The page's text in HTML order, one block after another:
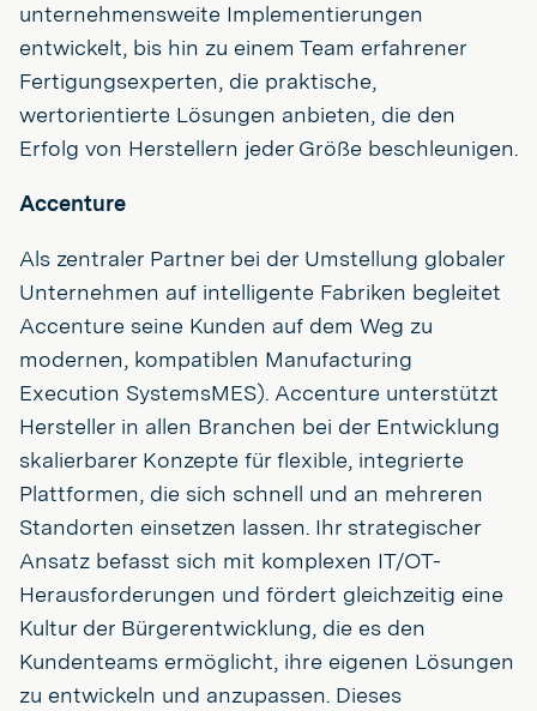
unternehmensweite Implementierungen
entwickelt, bis hin zu einem Team erfahrener
Fertigungsexperten, die praktische,
wertorientierte Lösungen anbieten, die den
Erfolg von Herstellern jeder Größe beschleunigen.
Accenture
Als zentraler Partner bei der Umstellung globaler
Unternehmen auf intelligente Fabriken begleitet
Accenture seine Kunden auf dem Weg zu
modernen, kompatiblen Manufacturing
Execution SystemsMES). Accenture unterstützt
Hersteller in allen Branchen bei der Entwicklung
skalierbarer Konzepte für flexible, integrierte
Plattformen, die sich schnell und an mehreren
Standorten einsetzen lassen. Ihr strategischer
Ansatz befasst sich mit komplexen IT/OT-
Herausforderungen und fördert gleichzeitig eine
Kultur der Bürgerentwicklung, die es den
Kundenteams ermöglicht, ihre eigenen Lösungen
zu entwickeln und anzupassen. Dieses